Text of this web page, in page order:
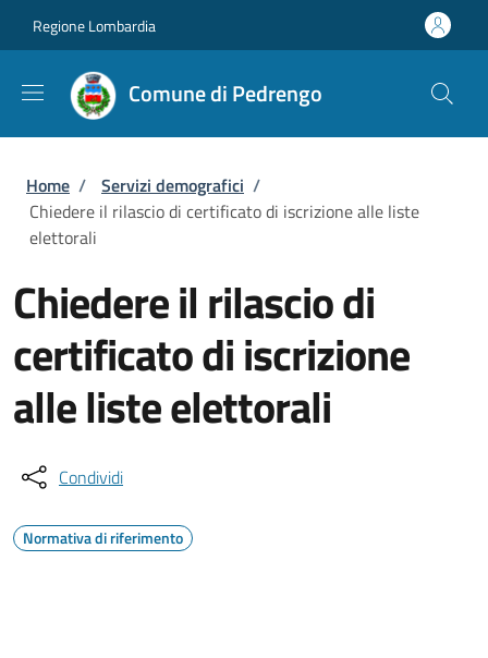
Regione Lombardia
Comune di Pedrengo
Briciole di pane
Home / Servizi demografici /
Chiedere il rilascio di certificato di iscrizione alle liste
elettorali
Chiedere il rilascio di
certificato di iscrizione
alle liste elettorali
Condividi
Normativa di riferimento